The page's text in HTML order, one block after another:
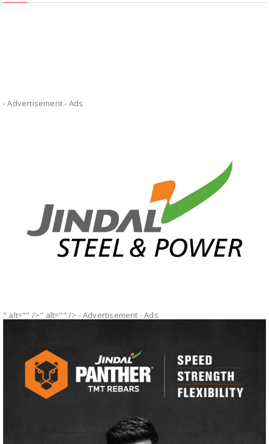
- Advertisement - Ads
" alt="" />" alt="" /> - Advertisement -Ads